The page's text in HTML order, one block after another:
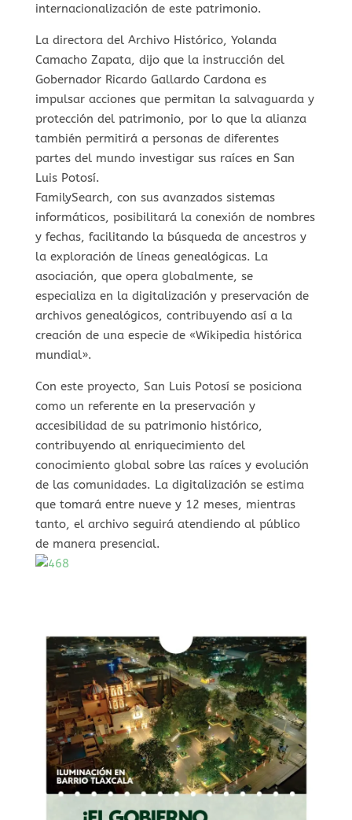
internacionalización de este patrimonio.
La directora del Archivo Histórico, Yolanda
Camacho Zapata, dijo que la instrucción del
Gobernador Ricardo Gallardo Cardona es
impulsar acciones que permitan la salvaguarda y
protección del patrimonio, por lo que la alianza
también permitirá a personas de diferentes
partes del mundo investigar sus raíces en San
Luis Potosí.
FamilySearch, con sus avanzados sistemas
informáticos, posibilitará la conexión de nombres
y fechas, facilitando la búsqueda de ancestros y
la exploración de líneas genealógicas. La
asociación, que opera globalmente, se
especializa en la digitalización y preservación de
archivos genealógicos, contribuyendo así a la
creación de una especie de «Wikipedia histórica
mundial».
Con este proyecto, San Luis Potosí se posiciona
como un referente en la preservación y
accesibilidad de su patrimonio histórico,
contribuyendo al enriquecimiento del
conocimiento global sobre las raíces y evolución
de las comunidades. La digitalización se estima
que tomará entre nueve y 12 meses, mientras
tanto, el archivo seguirá atendiendo al público
de manera presencial.